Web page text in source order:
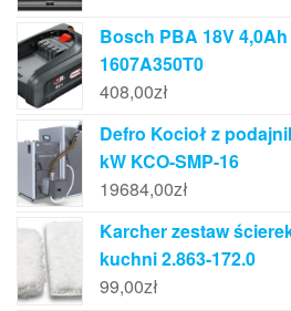
Bosch PBA 18V
1607A350T0
408,00zł
Defro Kocioł z
kW KCO-SMP-16
19684,00zł
Karcher zestaw
kuchni 2.863-172.0
99,00zł